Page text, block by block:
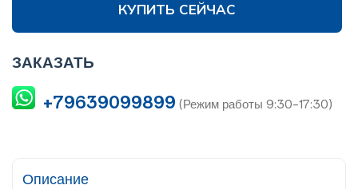
КУПИТЬ СЕЙЧАС
ЗАКАЗАТЬ
+79639099899 (Режим работы 9:30-17:30)
Описание